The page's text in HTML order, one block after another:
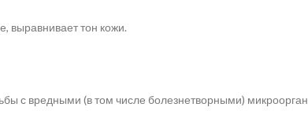
выравнивает тон кожи.
с вредными (в том числе болезнетворными)